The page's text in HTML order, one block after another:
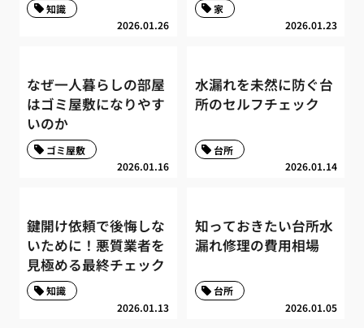
2026.01.26
知識
2026.01.23
家
なぜ一人暮らしの部屋
はゴミ屋敷になりやす
いのか
2026.01.16
ゴミ屋敷
水漏れを未然に防ぐ台
所のセルフチェック
2026.01.14
台所
鍵開け依頼で後悔しな
いために！悪質業者を
見極める最終チェック
2026.01.13
知識
知っておきたい台所水
漏れ修理の費用相場
2026.01.05
台所